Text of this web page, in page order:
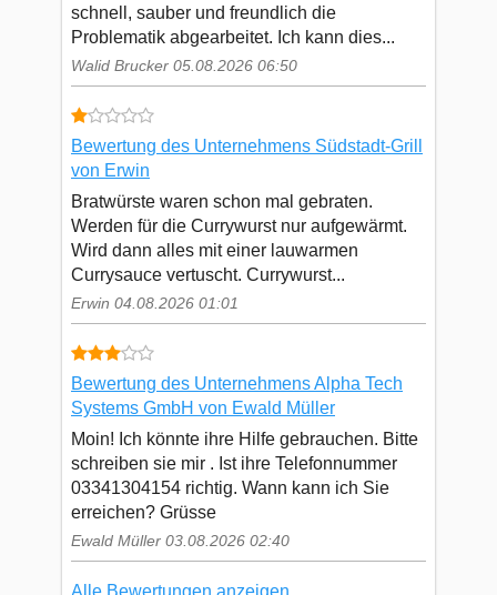
schnell, sauber und freundlich die
Problematik abgearbeitet. Ich kann dies...
Walid Brucker 05.08.2026 06:50
Bewertung des Unternehmens Südstadt-Grill
von Erwin
Bratwürste waren schon mal gebraten.
Werden für die Currywurst nur aufgewärmt.
Wird dann alles mit einer lauwarmen
Currysauce vertuscht. Currywurst...
Erwin 04.08.2026 01:01
Bewertung des Unternehmens Alpha Tech
Systems GmbH von Ewald Müller
Moin! Ich könnte ihre Hilfe gebrauchen. Bitte
schreiben sie mir . Ist ihre Telefonnummer
03341304154 richtig. Wann kann ich Sie
erreichen? Grüsse
Ewald Müller 03.08.2026 02:40
Alle Bewertungen anzeigen